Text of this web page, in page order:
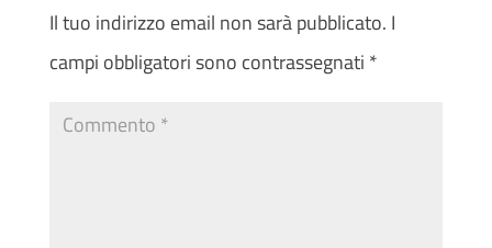
Il tuo indirizzo email non sarà pubblicato. I
campi obbligatori sono contrassegnati *